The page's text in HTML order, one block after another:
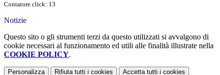
Contatore click: 13
Notizie
Questo sito o gli strumenti terzi da questo utilizzati si avvalgono di
cookie necessari al funzionamento ed utili alle finalità illustrate nella
COOKIE POLICY.
Personalizza Rifiuta tutti i cookies Accetta tutti i cookies